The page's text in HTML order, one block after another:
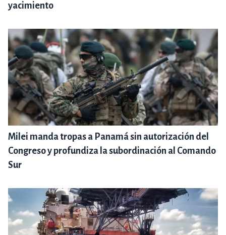
yacimiento
Milei manda tropas a Panamá sin autorización del
Congreso y profundiza la subordinación al Comando
Sur